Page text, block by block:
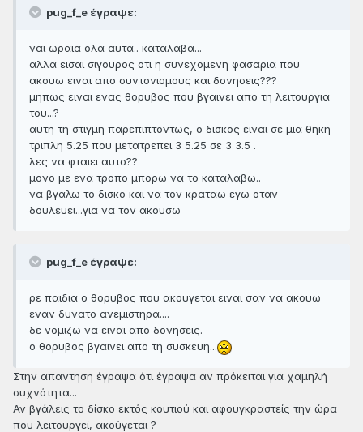
pug_f_e έγραψε:
ναι ωραια ολα αυτα.. καταλαβα...
αλλα εισαι σιγουρος οτι η συνεχομενη φασαρια που
ακουω ειναι απο συντονισμους και δονησεις???
μηπως ειναι ενας θορυβος που βγαινει απο τη λειτουργια
του...?
αυτη τη στιγμη παρεπιπτοντως, ο δισκος ειναι σε μια θηκη
τριπλη 5.25 που μετατρεπει 3 5.25 σε 3 3.5 .
λες να φταιει αυτο??
μονο με ενα τροπο μπορω να το καταλαβω..
να βγαλω το δισκο και να τον κραταω εγω οταν
δουλευει...για να τον ακουσω
pug_f_e έγραψε:
ρε παιδια ο θορυβος που ακουγεται ειναι σαν να ακουω
εναν δυνατο ανεμιστηρα....
δε νομιζω να ειναι απο δονησεις.
ο θορυβος βγαινει απο τη συσκευη...
Στην απαντηση έγραψα ότι έγραψα αν πρόκειται για χαμηλή
συχνότητα...
Αν βγάλεις το δίσκο εκτός κουτιού και αφουγκραστείς την ώρα
που λειτουργεί, ακούγεται ?